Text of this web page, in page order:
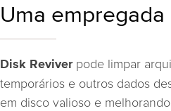
Uma
Disk Reviverpode limpar
temporários e outros dados
em disco valioso e